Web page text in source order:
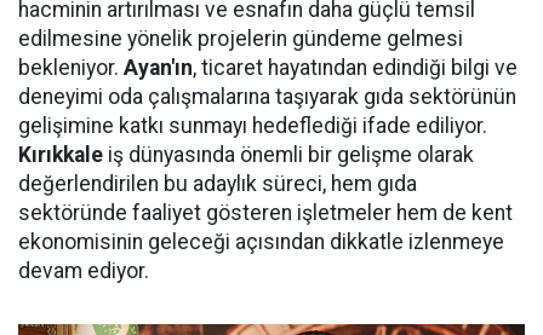
hacminin artırılması ve esnafın daha güçlü temsil
edilmesine yönelik projelerin gündeme gelmesi
bekleniyor. Ayan'ın, ticaret hayatından edindiği bilgi ve
deneyimi oda çalışmalarına taşıyarak gıda sektörünün
gelişimine katkı sunmayı hedeflediği ifade ediliyor.
Kırıkkale iş dünyasında önemli bir gelişme olarak
değerlendirilen bu adaylık süreci, hem gıda
sektöründe faaliyet gösteren işletmeler hem de kent
ekonomisinin geleceği açısından dikkatle izlenmeye
devam ediyor.